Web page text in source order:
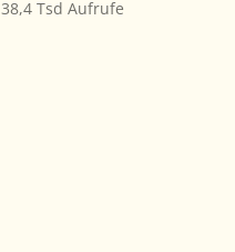
38,4 Tsd Aufrufe